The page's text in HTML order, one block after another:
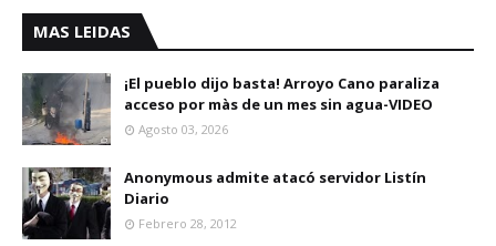
MAS LEIDAS
¡El pueblo dijo basta! Arroyo Cano paraliza
acceso por màs de un mes sin agua-VIDEO
Agosto 03, 2026
Anonymous admite atacó servidor Listín
Diario
Febrero 28, 2012